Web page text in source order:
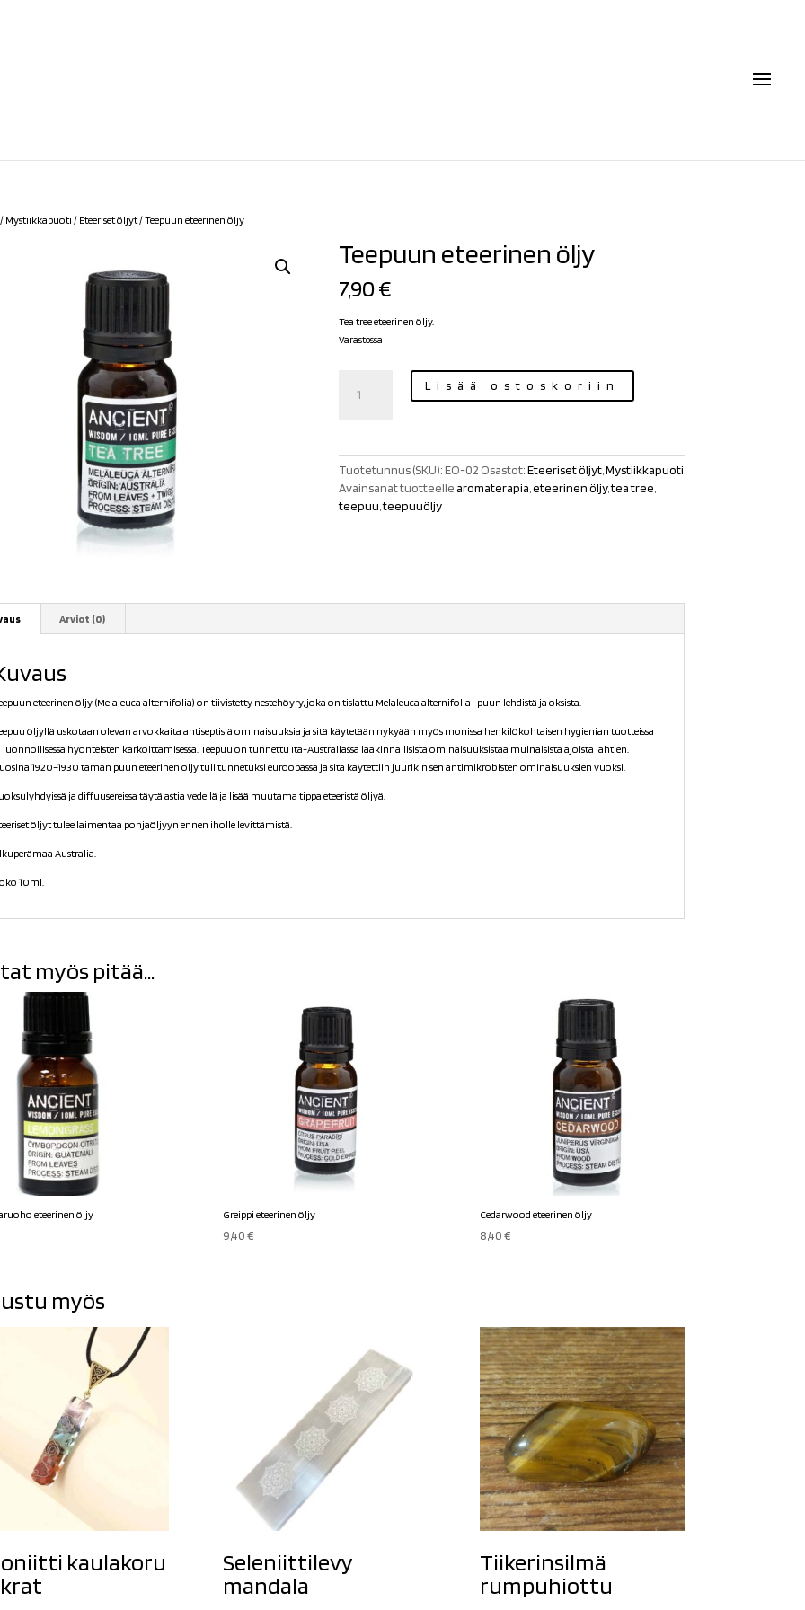
/ Mystiikkapuoti / Eteeriset öljyt/ Teepuun eteerinen öljy
Teepuun eteerinen öljy
7,90€
Tea tree eteerinen öljy.
Varastossa
eteerinen
Lisää ostoskoriin
Tuotetunnus (SKU):EO-02 Osastot:Eteeriset öljyt,Mystiikkapuoti
Avainsanat tuotteellearomaterapia,eteerinen öljy,tea tree,
teepuu,teepuuöljy
Arviot (0)
eteerinen öljy (Melaleuca alternifolia) on tiivistetty nestehöyry, joka on tislattu Melaleuca alternifolia -puun lehdistä ja oksista.
öljyllä uskotaan olevan arvokkaita antiseptisiä ominaisuuksia ja sitä käytetään nykyään myös monissa henkilökohtaisen hygienian tuotteissa
luonnollisessa hyönteisten karkoittamisessa. Teepuu on tunnettu Itä-Australiassa lääkinnällisistä ominaisuuksistaa muinaisista ajoista lähtien.
1920–1930 tämän puun eteerinen öljy tuli tunnetuksi euroopassa ja sitä käytettiin juurikin sen antimikrobisten ominaisuuksien vuoksi.
ja diffuusereissa täytä astia vedellä ja lisää muutama tippa eteeristä öljyä.
öljyt tulee laimentaa pohjaöljyyn ennen iholle levittämistä.
Australia.
10ml.
myös pitää...
eteerinen öljy Greippi eteerinen öljy
9,40€
Cedarwood eteerinen öljy
8,40€
myös
kaulakoru
Seleniittilevy
mandala
Tiikerinsilmä
rumpuhiottu